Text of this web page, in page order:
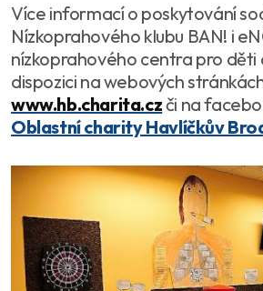
Více informací o poskytování
Nízkoprahového klubu BAN! i
nízkoprahového centra pro děti
dispozici na webových
www.hb.charita.czči na
Oblastní charity Havlíčkův